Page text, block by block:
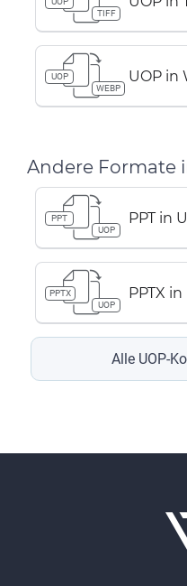
TIFF
UOP
WEBP
UOP in
Andere Formate
PPT
UOP
PPT in
PPTX
UOP
PPTX
Alle UOP-